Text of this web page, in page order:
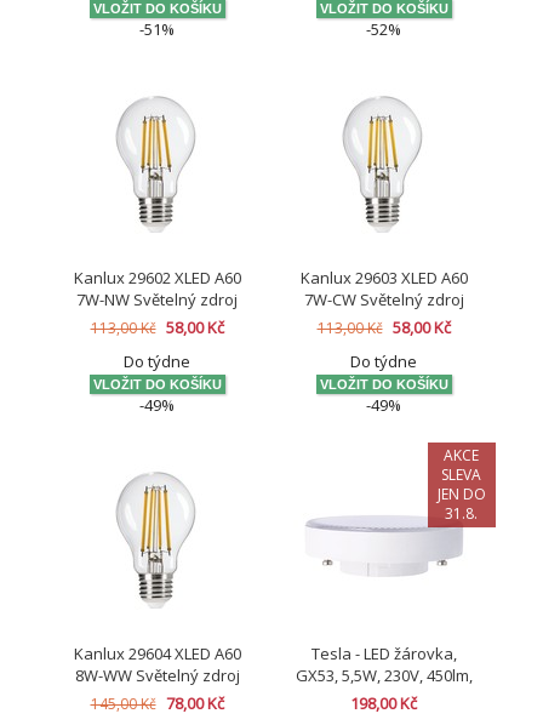
-51%
-52%
Kanlux 29602 XLED A60
7W-NW Světelný zdroj
LED
113,00 Kč 58,00 Kč
Do týdne
-49%
Kanlux 29603 XLED A60
7W-CW Světelný zdroj
LED
113,00 Kč 58,00 Kč
Do týdne
-49%
Kanlux 29604 XLED A60
8W-WW Světelný zdroj
LED
145,00 Kč 78,00 Kč
AKCE
SLEVA
JEN DO
31.8.
Tesla - LED žárovka,
GX53, 5,5W, 230V, 450lm,
3000K teplá bílá, 180°
198,00 Kč